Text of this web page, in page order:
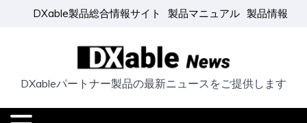
DXable製品総合情報サイト 製品マニュアル 製品情報
DXableパートナー製品の最新ニュースをご提供します